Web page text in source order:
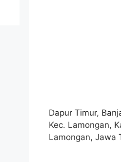
Dapur Timur,
Kec. Lamongan,
Lamongan, Jawa